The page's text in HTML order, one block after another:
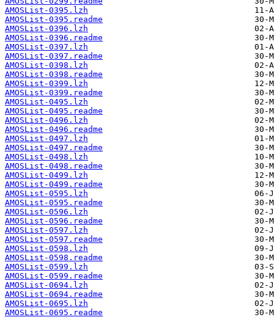
AMOSList-0395.lzh
AMOSList-0395.readme
AMOSList-0396.lzh
AMOSList-0396.readme
AMOSList-0397.lzh
AMOSList-0397.readme
AMOSList-0398.lzh
AMOSList-0398.readme
AMOSList-0399.lzh
AMOSList-0399.readme
AMOSList-0495.lzh
AMOSList-0495.readme
AMOSList-0496.lzh
AMOSList-0496.readme
AMOSList-0497.lzh
AMOSList-0497.readme
AMOSList-0498.lzh
AMOSList-0498.readme
AMOSList-0499.lzh
AMOSList-0499.readme
AMOSList-0595.lzh
AMOSList-0595.readme
AMOSList-0596.lzh
AMOSList-0596.readme
AMOSList-0597.lzh
AMOSList-0597.readme
AMOSList-0598.lzh
AMOSList-0598.readme
AMOSList-0599.lzh
AMOSList-0599.readme
AMOSList-0694.lzh
AMOSList-0694.readme
AMOSList-0695.lzh
AMOSList-0695.readme